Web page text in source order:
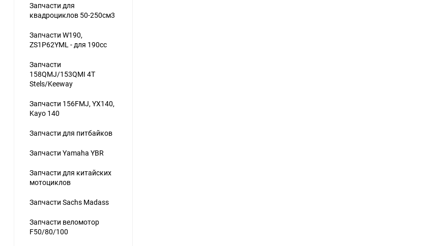
Запчасти для
квадроциклов 50-250см3
Запчасти W190,
ZS1P62YML - для 190сс
Запчасти
158QMJ/153QMI 4Т
Stels/Keeway
Запчасти 156FMJ, YX140,
Kayo 140
Запчасти для питбайков
Запчасти Yamaha YBR
Запчасти для китайских
мотоциклов
Запчасти Sachs Madass
Запчасти веломотор
F50/80/100